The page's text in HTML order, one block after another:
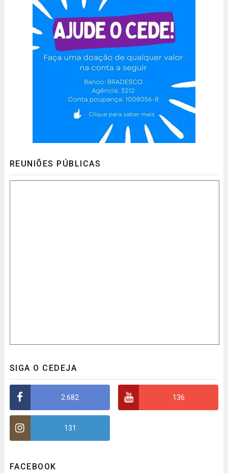
REUNIÕES PÚBLICAS
SIGA O CEDEJA
2.682 136
131
FACEBOOK